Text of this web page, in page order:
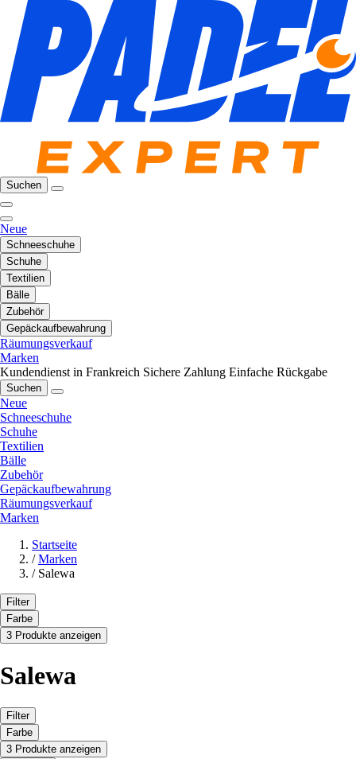
Suchen
Neue
Schneeschuhe
Schuhe
Textilien
Bälle
Zubehör
Gepäckaufbewahrung
Räumungsverkauf
Marken
Kundendienst in Frankreich Sichere Zahlung Einfache Rückgabe
Suchen
Neue
Schneeschuhe
Schuhe
Textilien
Bälle
Zubehör
Gepäckaufbewahrung
Räumungsverkauf
Marken
Startseite
/ Marken
/ Salewa
Filter
Farbe
3 Produkte anzeigen
Salewa
Filter
Farbe
3 Produkte anzeigen